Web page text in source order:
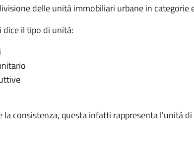
delle unità immobiliari urbane in categorie
dice il tipo di unità:
consistenza, questa infatti rappresenta l'unità